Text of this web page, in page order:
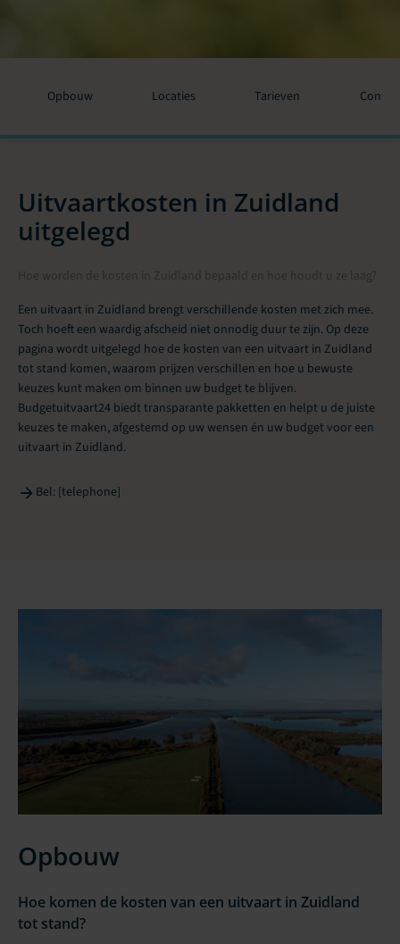
Opbouw Locaties Tarieven
Uitvaartkosten in Zuidland
uitgelegd
Een uitvaart in Zuidland brengt verschillende kosten met zich mee.
Toch hoeft een waardig afscheid niet onnodig duur te zijn. Op deze
pagina wordt uitgelegd hoe de kosten van een uitvaart in Zuidland
tot stand komen, waarom prijzen verschillen en hoe u bewuste
keuzes kunt maken om binnen uw budget te blijven.
Budgetuitvaart24 biedt transparante pakketten en helpt u de juiste
keuzes te maken, afgestemd op uw wensen én uw budget voor een
uitvaart in Zuidland.
Bel: [telephone]
Opbouw
Hoe komen de kosten van een uitvaart in Zuidland
tot stand?